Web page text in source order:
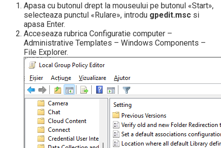
Apasa cu butonul drept la mouseului pe butonul «Start»,
selecteaza punctul «Rulare», introdu gpedit.msc si
apasa Enter.
Acceseaza rubrica Configuratie computer –
Administrative Templates – Windows Components –
File Explorer.